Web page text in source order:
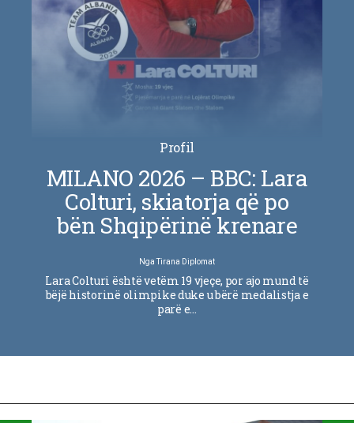
Profil
MILANO 2026 – BBC: Lara
Colturi, skiatorja që po
bën Shqipërinë krenare
NgaTirana Diplomat
Lara Colturi është vetëm 19 vjeçe, por ajo mund të
bëjë historinë olimpike duke u bërë medalistja e
parë e…